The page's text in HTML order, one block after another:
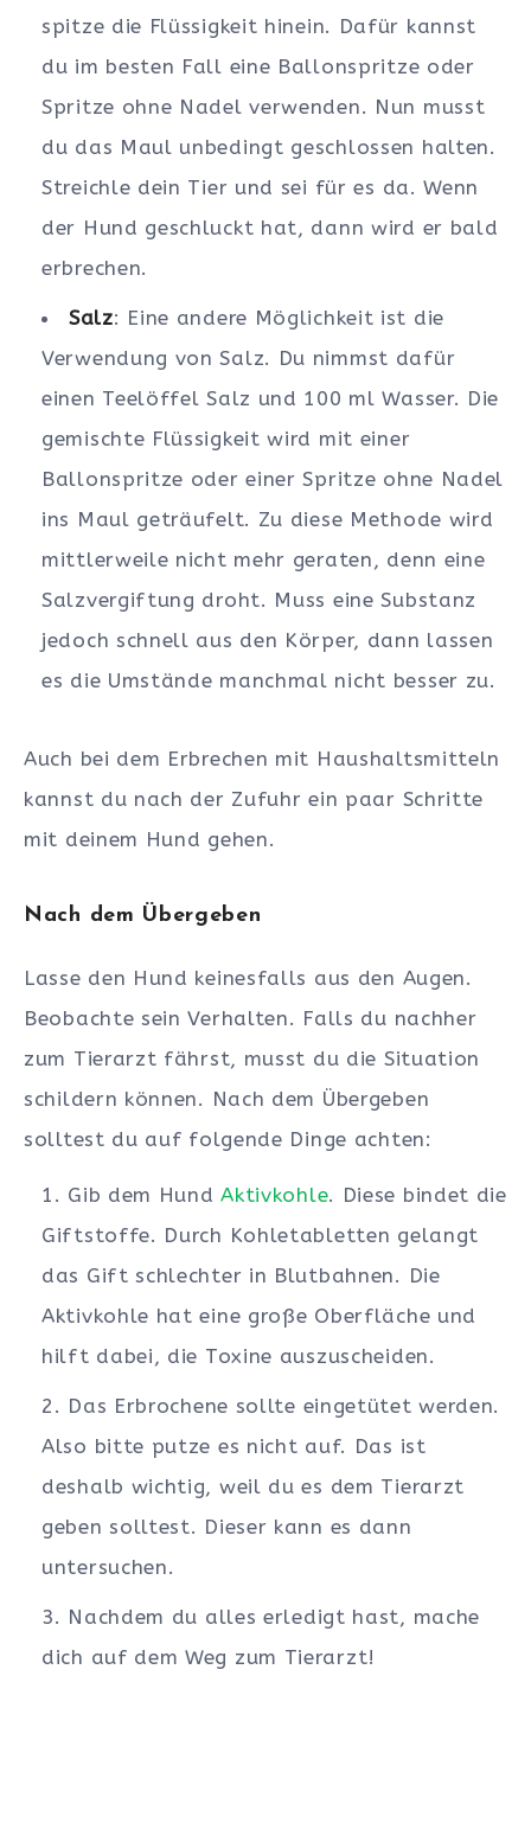
spitze die Flüssigkeit hinein. Dafür kannst
du im besten Fall eine Ballonspritze oder
Spritze ohne Nadel verwenden. Nun musst
du das Maul unbedingt geschlossen halten.
Streichle dein Tier und sei für es da. Wenn
der Hund geschluckt hat, dann wird er bald
erbrechen.
Salz: Eine andere Möglichkeit ist die
Verwendung von Salz. Du nimmst dafür
einen Teelöffel Salz und 100 ml Wasser. Die
gemischte Flüssigkeit wird mit einer
Ballonspritze oder einer Spritze ohne Nadel
ins Maul geträufelt. Zu diese Methode wird
mittlerweile nicht mehr geraten, denn eine
Salzvergiftung droht. Muss eine Substanz
jedoch schnell aus den Körper, dann lassen
es die Umstände manchmal nicht besser zu.
Auch bei dem Erbrechen mit Haushaltsmitteln
kannst du nach der Zufuhr ein paar Schritte
mit deinem Hund gehen.
Nach dem Übergeben
Lasse den Hund keinesfalls aus den Augen.
Beobachte sein Verhalten. Falls du nachher
zum Tierarzt fährst, musst du die Situation
schildern können. Nach dem Übergeben
solltest du auf folgende Dinge achten:
Gib dem HundAktivkohle. Diese bindet die
Giftstoffe. Durch Kohletabletten gelangt
das Gift schlechter in Blutbahnen. Die
Aktivkohle hat eine große Oberfläche und
hilft dabei, die Toxine auszuscheiden.
Das Erbrochene sollte eingetütet werden.
Also bitte putze es nicht auf. Das ist
deshalb wichtig, weil du es dem Tierarzt
geben solltest. Dieser kann es dann
untersuchen.
Nachdem du alles erledigt hast, mache
dich auf dem Weg zum Tierarzt!